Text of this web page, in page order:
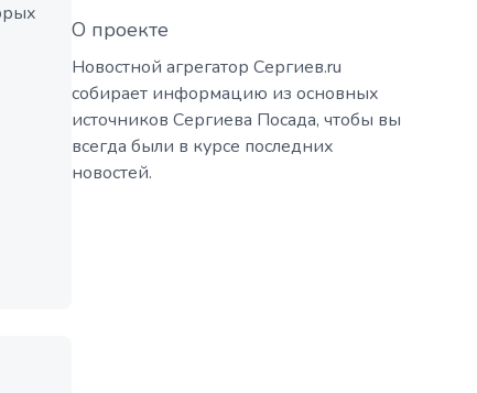
О проекте
Новостной агрегатор Сергиев.ru
собирает информацию из основных
источников Сергиева Посада, чтобы вы
всегда были в курсе последних
новостей.